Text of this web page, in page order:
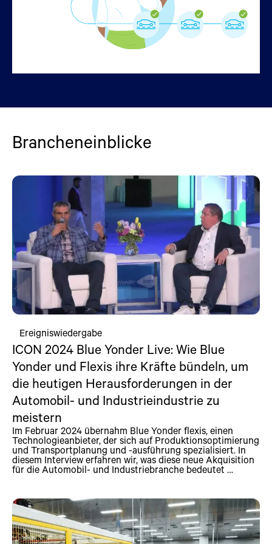
Brancheneinblicke
Ereigniswiedergabe
ICON 2024 Blue Yonder Live: Wie Blue
Yonder und Flexis ihre Kräfte bündeln, um
die heutigen Herausforderungen in der
Automobil- und Industrieindustrie zu
meistern
Im Februar 2024 übernahm Blue Yonder flexis, einen
Technologieanbieter, der sich auf Produktionsoptimierung
und Transportplanung und -ausführung spezialisiert. In
diesem Interview erfahren wir, was diese neue Akquisition
für die Automobil- und Industriebranche bedeutet …